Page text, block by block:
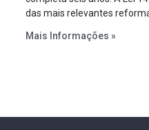
das mais relevantes
serviços, ampliar a
Mais Informações »